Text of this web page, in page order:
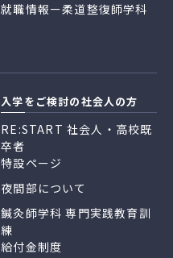
就職情報ー柔道整復師学科
入学をご検討の社会人の方
RE:START 社会人・高校既
卒者
特設ページ
夜間部について
鍼灸師学科 専門実践教育訓
練
給付金制度